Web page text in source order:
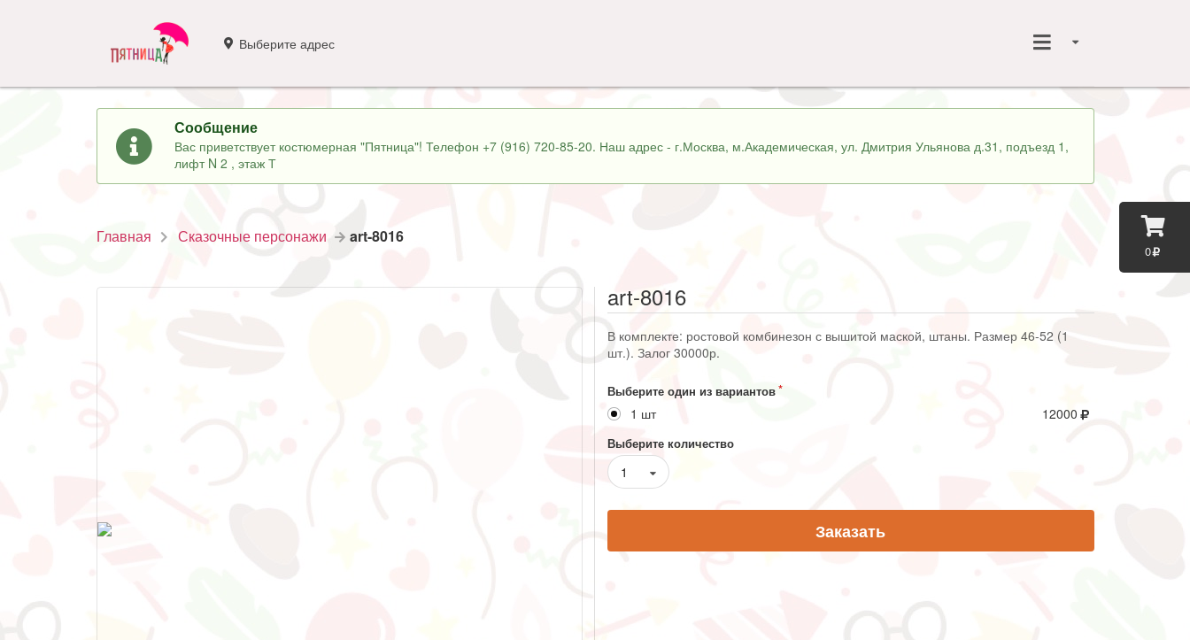
0
Выберите адрес
Сообщение
Вас приветствует костюмерная "Пятница"! Телефон +7 (916) 720-85-20. Наш адрес - г.Москва, м.Академическая, ул. Дмитрия Ульянова д.31, подъезд 1,
лифт N 2 , этаж Т
Главная Сказочные персонажи art-8016
art-8016
В комплекте: ростовой комбинезон с вышитой маской, штаны. Размер 46-52 (1
шт.). Залог 30000р.
Выберите один из вариантов
1 шт 12000
Выберите количество
1
Заказать